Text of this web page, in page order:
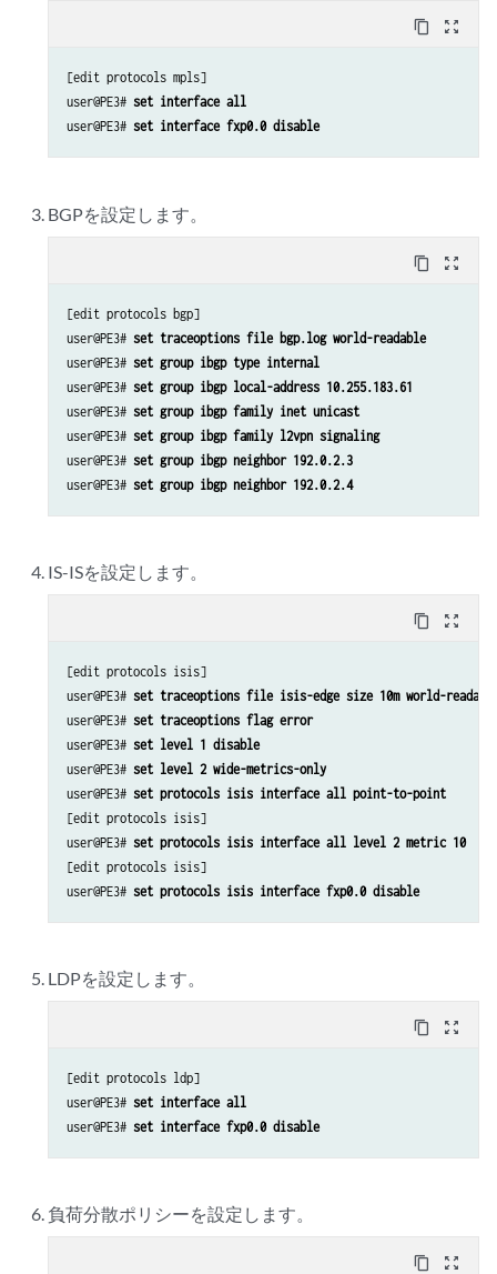
content_copy zoom_out_map
[edit protocols mpls]
user@PE3# set interface all
user@PE3# set interface fxp0.0 disable
BGPを設定します。
content_copy zoom_out_map
[edit protocols bgp]
user@PE3# set traceoptions file bgp.log world-readable
user@PE3# set group ibgp type internal
user@PE3# set group ibgp local-address 10.255.183.61
user@PE3# set group ibgp family inet unicast
user@PE3# set group ibgp family l2vpn signaling
user@PE3# set group ibgp neighbor 192.0.2.3
user@PE3# set group ibgp neighbor 192.0.2.4
IS-ISを設定します。
content_copy zoom_out_map
[edit protocols isis]
user@PE3# set traceoptions file isis-edge size 10m world-
user@PE3# set traceoptions flag error
user@PE3# set level 1 disable
user@PE3# set level 2 wide-metrics-only
user@PE3# set protocols isis interface all point-to-point
[edit protocols isis]
user@PE3# set protocols isis interface all level 2 metric 10
[edit protocols isis]
user@PE3# set protocols isis interface fxp0.0 disable
LDPを設定します。
content_copy zoom_out_map
[edit protocols ldp]
user@PE3# set interface all
user@PE3# set interface fxp0.0 disable
負荷分散ポリシーを設定します。
content_copy zoom_out_map